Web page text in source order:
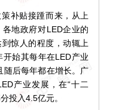
补贴接踵而来，从上
地政府对LED企业的
惊人的程度，动辄上
始其每年在LED产业
随后每年都在增长。广
产业发展，在“十二
投入4.5亿元。